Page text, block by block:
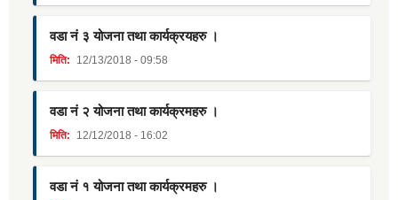
वडा नं ३ योजना तथा कार्यक्रयहरु ।
मिति: 12/13/2018 - 09:58
वडा नं २ योजना तथा कार्यक्रमहरु ।
मिति: 12/12/2018 - 16:02
वडा नं १ योजना तथा कार्यक्रमहरु ।